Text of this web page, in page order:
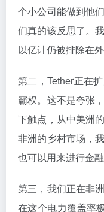
个小公司能做到他
们真的该反思了。
以亿计仍被排除在外
第二，Tether正在
霸权。这不是夸张
下触点，从中美洲
非洲的乡村市场，
也可以用来进行金
第三，我们正在非
在这个电力覆盖率